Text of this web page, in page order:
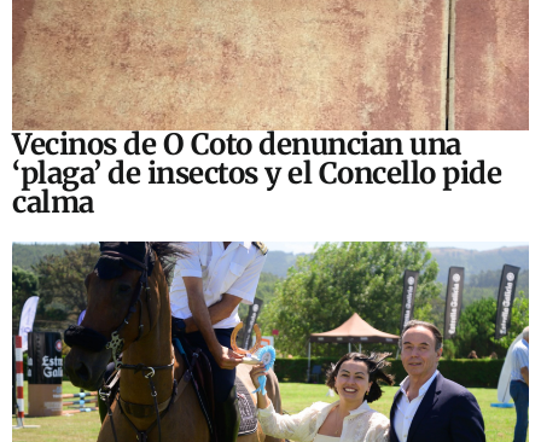
Vecinos de O Coto denuncian una
‘plaga’ de insectos y el Concello pide
calma